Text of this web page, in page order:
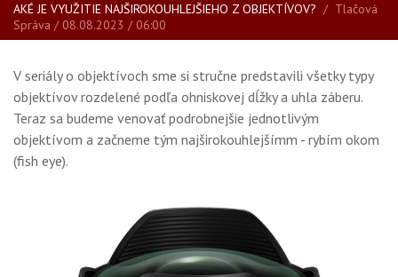
BLOG
SPRIEVODCA KÚPOU
ŠKOLA FOTOGRAFIE
GALÉRIA
PORADŇA
KALENDÁR AKCIÍ
WORKSHOPY
AKÉ JE VYUŽITIE NAJŠIROKOUHLEJŠIEHO Z OBJEKTÍVOV? / Tlačová
Správa / 08.08.2023 / 06:00
V seriály o objektívoch sme si stručne predstavili všetky typy
objektívov rozdelené podľa ohniskovej dĺžky a uhla záberu.
Teraz sa budeme venovať podrobnejšie jednotlivým
objektívom a začneme tým najširokouhlejšímm - rybím okom
(fish eye).